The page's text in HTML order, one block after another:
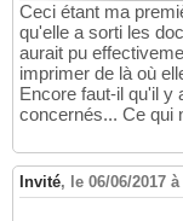
Ceci étant ma
qu'elle a sorti les
aurait pu
imprimer de là où
Encore faut-il qu'il y
concernés... Ce qui
Invité, le 06/06/2017